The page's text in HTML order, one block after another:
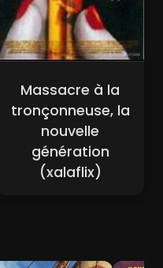
Massacre à la
tronçonneuse, la
nouvelle
génération
(xalaflix)